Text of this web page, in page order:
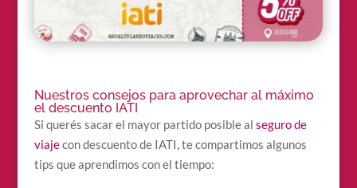
Nuestros consejos para aprovechar al máximo
el descuento IATI
Si querés sacar el mayor partido posible al seguro de
viajecon descuento de IATI, te compartimos algunos
tips que aprendimos con el tiempo: